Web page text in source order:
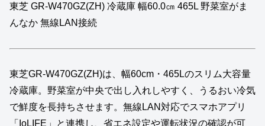
東芝 GR-W470GZ(ZH) 冷蔵庫 幅60.0㎝ 465L 野菜室がま
んなか 無線LAN接続
東芝GR‑W470GZ(ZH)は、幅60cm・465Lのスリム大容量
冷蔵庫。野菜室が中央で出し入れしやすく、うるおい冷気
で鮮度を長持ちさせます。無線LAN対応でスマホアプリ
「IoLIFE」と連携し、省エネ設定や運転状況の確認が可